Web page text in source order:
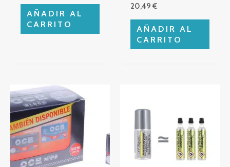
AÑADIR AL
CARRITO
20,49€
AÑADIR AL
CARRITO